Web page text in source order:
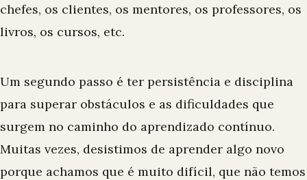
chefes, os clientes, os mentores, os professores, os
livros, os cursos, etc.
Um segundo passo é ter persistência e disciplina
para superar obstáculos e as dificuldades que
surgem no caminho do aprendizado contínuo.
Muitas vezes, desistimos de aprender algo novo
porque achamos que é muito difícil, que não temos